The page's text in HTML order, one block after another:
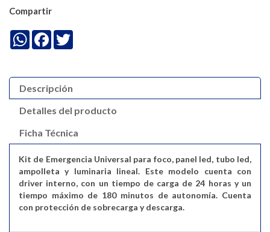
Compartir
WhatsApp
Facebook
Descripción
Detalles del producto
Ficha Técnica
Kit de Emergencia Universal para foco, panel led, tubo led,
ampolleta y luminaria lineal. Este modelo cuenta con
driver interno, con un tiempo de carga de 24 horas y un
tiempo máximo de 180 minutos de autonomía. Cuenta
con protección de sobrecarga y descarga.